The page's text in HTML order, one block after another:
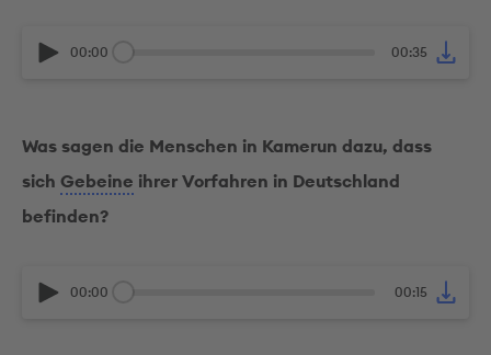
00:00 00:35
Was sagen die Menschen in Kamerun dazu, dass
sich Gebeine ihrer Vorfahren in Deutschland
befinden?
00:00 00:15